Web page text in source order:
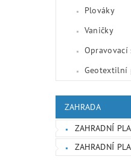
Plováky
Vaničky
Opravovací
Geotextilní
ZAHRADA
ZAHRADNÍ
ZAHRADNÍ